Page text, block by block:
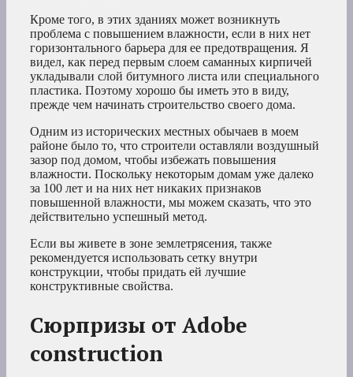
Кроме того, в этих зданиях может возникнуть
проблема с повышением влажности, если в них нет
горизонтального барьера для ее предотвращения. Я
видел, как перед первым слоем саманных кирпичей
укладывали слой битумного листа или специального
пластика. Поэтому хорошо бы иметь это в виду,
прежде чем начинать строительство своего дома.
Одним из исторических местных обычаев в моем
районе было то, что строители оставляли воздушный
зазор под домом, чтобы избежать повышения
влажности. Поскольку некоторым домам уже далеко
за 100 лет и на них нет никаких признаков
повышенной влажности, мы можем сказать, что это
действительно успешный метод.
Если вы живете в зоне землетрясения, также
рекомендуется использовать сетку внутри
конструкции, чтобы придать ей лучшие
конструктивные свойства.
Сюрпризы от Adobe
construction